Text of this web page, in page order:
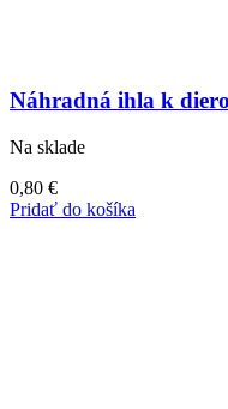
Náhradná ihla k
Na sklade
0,80 €
Pridať do košíka